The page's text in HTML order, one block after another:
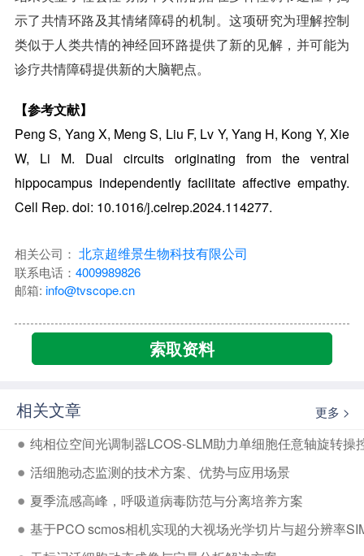
示了共情环路及其情绪障碍的机制。这项研究为理解控制
类似于人类共情的神经回环路提供了新的见解，并可能为
诊疗共情障碍提供新的大脑靶点。
【参考文献】
Peng S, Yang X, Meng S, Liu F, Lv Y, Yang H, Kong Y, Xie
W, Li M. Dual circuits originating from the ventral
hippocampus independently facilitate affective empathy.
Cell Rep. doi: 10.1016/j.celrep.2024.114277.
相关公司： 北京超维景生物科技有限公司
联系电话： 4009989826
邮箱: info@tvscope.cn
索取资料
相关文章 更多 >
纯相位空间光调制器LCOS-SLM助力单细胞任意轴旋转操
活细胞动态监测的技术方案、优势与应用场景
夏季流感高峰，呼吸道病毒防范与分离培养方案
基于PCO scmos相机实现的大视场光学切片与超分辨率